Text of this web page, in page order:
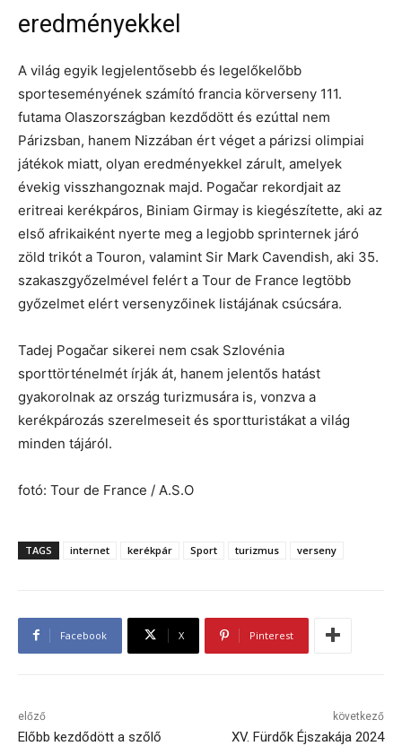
eredményekkel
A világ egyik legjelentősebb és legelőkelőbb
sporteseményének számító francia körverseny 111.
futama Olaszországban kezdődött és ezúttal nem
Párizsban, hanem Nizzában ért véget a párizsi olimpiai
játékok miatt, olyan eredményekkel zárult, amelyek
évekig visszhangoznak majd. Pogačar rekordjait az
eritreai kerékpáros, Biniam Girmay is kiegészítette, aki az
első afrikaiként nyerte meg a legjobb sprinternek járó
zöld trikót a Touron, valamint Sir Mark Cavendish, aki 35.
szakaszgyőzelmével felért a Tour de France legtöbb
győzelmet elért versenyzőinek listájának csúcsára.
Tadej Pogačar sikerei nem csak Szlovénia
sporttörténelmét írják át, hanem jelentős hatást
gyakorolnak az ország turizmusára is, vonzva a
kerékpározás szerelmeseit és sportturistákat a világ
minden tájáról.
fotó: Tour de France / A.S.O
TAGS internet kerékpár Sport turizmus verseny
Facebook X Pinterest
előző
Előbb kezdődött a szőlő
következő
XV. Fürdők Éjszakája 2024